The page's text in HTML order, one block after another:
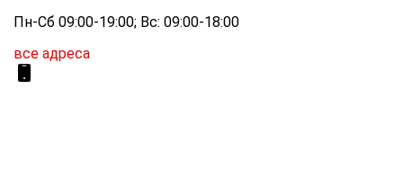
Пн-Сб 09:00-19:00; Вс: 09:00-18:00
все адреса